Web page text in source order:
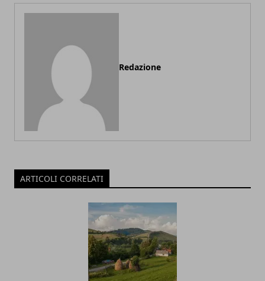
Redazione
ARTICOLI CORRELATI